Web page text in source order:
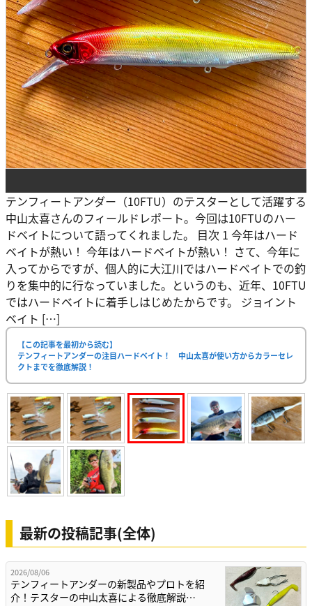
テンフィートアンダー（10FTU）のテスターとして活躍する
中山太喜さんのフィールドレポート。今回は10FTUのハー
ドベイトについて語ってくれました。 目次 1 今年はハード
ベイトが熱い！ 今年はハードベイトが熱い！ さて、今年に
入ってからですが、個人的に大江川ではハードベイトでの釣
りを集中的に行なっていました。というのも、近年、10FTU
ではハードベイトに着手しはじめたからです。 ジョイント
ベイト […]
【この記事を最初から読む】
テンフィートアンダーの注目ハードベイト！ 中山太喜が使い方からカラーセレ
クトまでを徹底解説！
最新の投稿記事(全体)
2026/08/06
テンフィートアンダーの新製品やプロトを紹
介！テスターの中山太喜による徹底解説…